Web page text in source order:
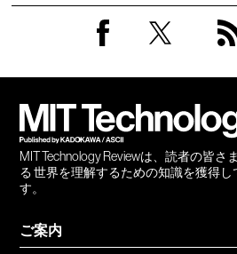
MIT Technology Reviewは、読者の皆
る 世界を理解するための知識を獲得
す。
ご案内